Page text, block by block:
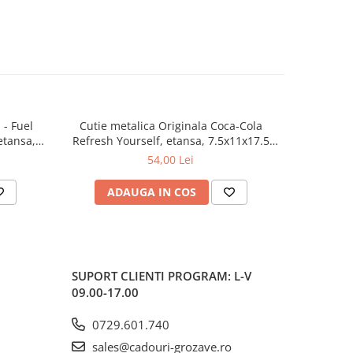
Fuel
Cutie metalica Originala Coca-Cola
Refresh Yourself, etansa, 7.5x11x17.5
cm
54,00 Lei
ADAUGA IN COS
SUPORT CLIENTI PROGRAM: L-V
09.00-17.00
0729.601.740
sales@cadouri-grozave.ro